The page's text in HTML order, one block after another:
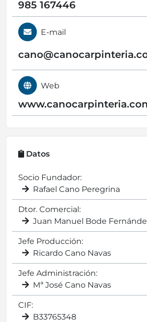
985 167446
E-mail
cano@
Web
Datos
Socio Fundador:
Rafael Cano Peregrina
Dtor. Comercial:
Juan Manuel Bode
Jefe Producción:
Ricardo Cano Navas
Jefe Administración:
Mª José Cano Navas
CIF:
B33765348